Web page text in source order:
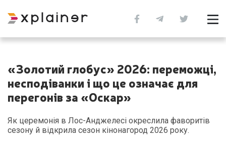
«Золотий глобус» 2026: переможці,
несподіванки і що це означає для
перегонів за «Оскар»
Як церемонія в Лос-Анджелесі окреслила фаворитів
сезону й відкрила сезон кінонагород 2026 року.